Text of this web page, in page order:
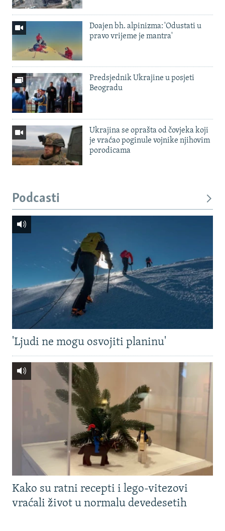
Doajen bh. alpinizma: 'Odustati u
pravo vrijeme je mantra'
Predsjednik Ukrajine u posjeti
Beogradu
Ukrajina se oprašta od čovjeka koji
je vraćao poginule vojnike njihovim
porodicama
Podcasti
'Ljudi ne mogu osvojiti planinu'
Kako su ratni recepti i lego-vitezovi
vraćali život u normalu devedesetih